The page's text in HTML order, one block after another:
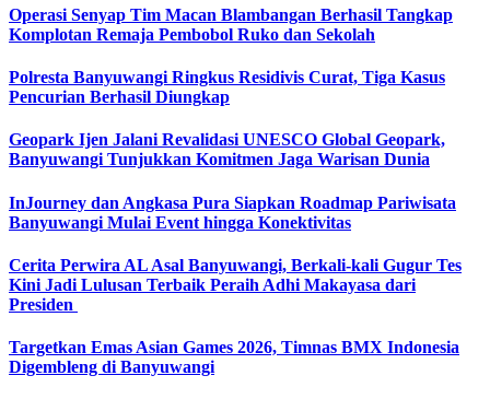
Operasi Senyap Tim Macan Blambangan Berhasil Tangkap
Komplotan Remaja Pembobol Ruko dan Sekolah
Polresta Banyuwangi Ringkus Residivis Curat, Tiga Kasus
Pencurian Berhasil Diungkap
Geopark Ijen Jalani Revalidasi UNESCO Global Geopark,
Banyuwangi Tunjukkan Komitmen Jaga Warisan Dunia
InJourney dan Angkasa Pura Siapkan Roadmap Pariwisata
Banyuwangi Mulai Event hingga Konektivitas
Cerita Perwira AL Asal Banyuwangi, Berkali-kali Gugur Tes
Kini Jadi Lulusan Terbaik Peraih Adhi Makayasa dari
Presiden
Targetkan Emas Asian Games 2026, Timnas BMX Indonesia
Digembleng di Banyuwangi